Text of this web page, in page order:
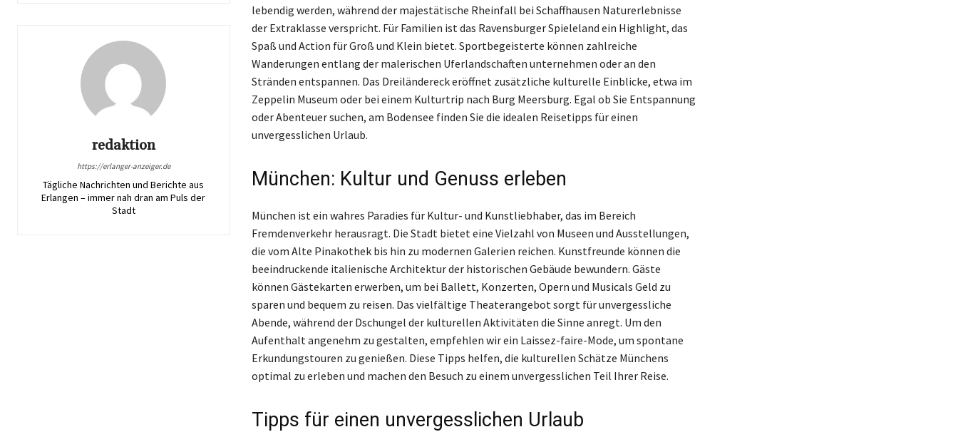
redaktion
https://erlanger-anzeiger.de
Tägliche Nachrichten und Berichte aus
Erlangen – immer nah dran am Puls der
Stadt
lebendig werden, während der majestätische Rheinfall bei Schaffhausen Naturerlebnisse
der Extraklasse verspricht. Für Familien ist das Ravensburger Spieleland ein Highlight, das
Spaß und Action für Groß und Klein bietet. Sportbegeisterte können zahlreiche
Wanderungen entlang der malerischen Uferlandschaften unternehmen oder an den
Stränden entspannen. Das Dreiländereck eröffnet zusätzliche kulturelle Einblicke, etwa im
Zeppelin Museum oder bei einem Kulturtrip nach Burg Meersburg. Egal ob Sie Entspannung
oder Abenteuer suchen, am Bodensee finden Sie die idealen Reisetipps für einen
unvergesslichen Urlaub.
München: Kultur und Genuss erleben
München ist ein wahres Paradies für Kultur- und Kunstliebhaber, das im Bereich
Fremdenverkehr herausragt. Die Stadt bietet eine Vielzahl von Museen und Ausstellungen,
die vom Alte Pinakothek bis hin zu modernen Galerien reichen. Kunstfreunde können die
beeindruckende italienische Architektur der historischen Gebäude bewundern. Gäste
können Gästekarten erwerben, um bei Ballett, Konzerten, Opern und Musicals Geld zu
sparen und bequem zu reisen. Das vielfältige Theaterangebot sorgt für unvergessliche
Abende, während der Dschungel der kulturellen Aktivitäten die Sinne anregt. Um den
Aufenthalt angenehm zu gestalten, empfehlen wir ein Laissez-faire-Mode, um spontane
Erkundungstouren zu genießen. Diese Tipps helfen, die kulturellen Schätze Münchens
optimal zu erleben und machen den Besuch zu einem unvergesslichen Teil Ihrer Reise.
Tipps für einen unvergesslichen Urlaub